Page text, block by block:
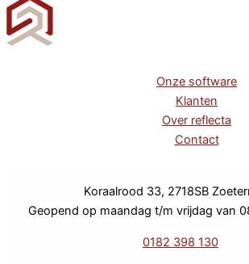
Onze software
Klanten
Over reflecta
Contact
Koraalrood 33, 2718SB
Geopend op maandag t/m vrijdag van
0182 398 130